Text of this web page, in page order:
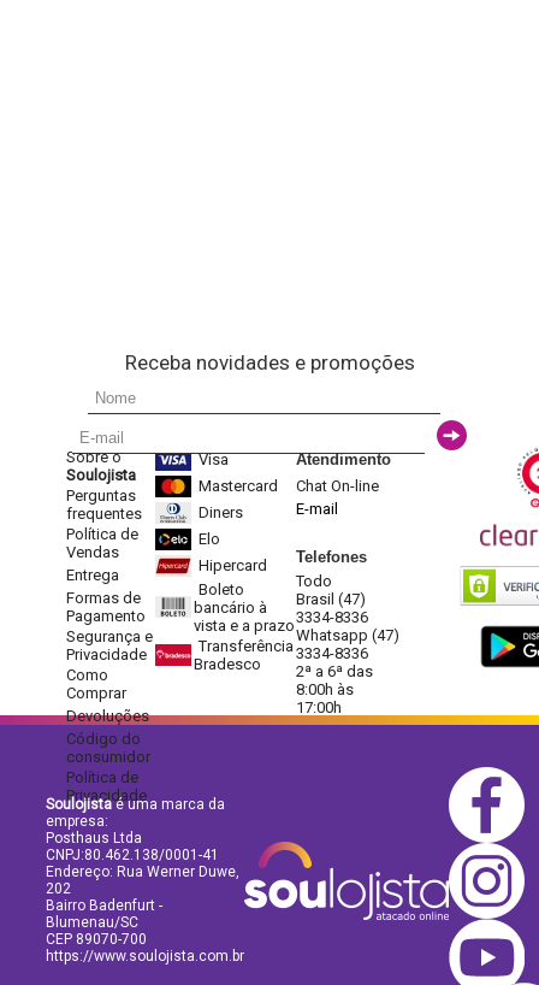
Receba novidades e promoções
Sobre o
Soulojista
Perguntas
frequentes
Política de
Vendas
Entrega
Formas de
Pagamento
Segurança e
Privacidade
Como
Comprar
Devoluções
Código do
consumidor
Política de
Privacidade
Visa
Mastercard
Diners
Elo
Hipercard
Boleto
bancário à
vista e a prazo
Transferência
Bradesco
Atendimento
Chat On-line
E-mail
Telefones
Todo
Brasil (47)
3334-8336
Whatsapp (47)
3334-8336
2ª a 6ª das
8:00h às
17:00h
Soulojistaé uma marca da
empresa:
Posthaus Ltda
CNPJ:80.462.138/0001-41
Endereço: Rua Werner Duwe,
202
Bairro Badenfurt -
Blumenau/SC
CEP 89070-700
https://www.soulojista.com.br